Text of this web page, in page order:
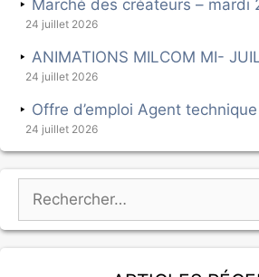
Marché des créateurs – mardi
24 juillet 2026
ANIMATIONS MILCOM MI-
24 juillet 2026
Offre d’emploi Agent
24 juillet 2026